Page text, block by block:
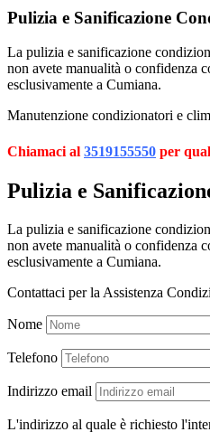
Pulizia e Sanificazione
La pulizia e sanificazione
non avete manualità o confidenza
esclusivamente a Cumiana.
Manutenzione condizionatori e
Chiamaci al 3519155550 per
Pulizia e
La pulizia e sanificazione
non avete manualità o confidenza
esclusivamente a Cumiana.
Contattaci per la Assistenza
Nome
Telefono
Indirizzo email
L'indirizzo al quale è richiesto